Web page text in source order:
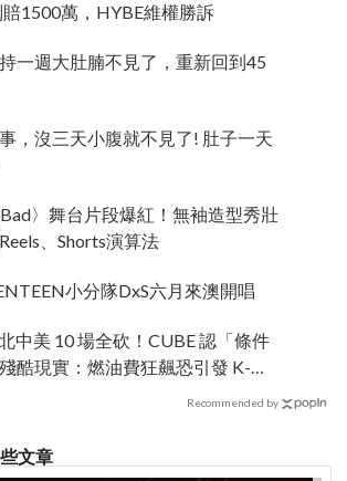
1500萬，HYBE維權勝訴
一週大肚腩不見了，重新回到45
，沒三天小腹就不見了! 肚子一天
〉舞台片段爆紅！無袖造型秀壯
、Shorts演算法
小分隊DxS六月來澳開唱
中美 10 場全砍！CUBE 認「條件
酷現實：燃油費狂飆恐引發 K-
Recommended by
文章